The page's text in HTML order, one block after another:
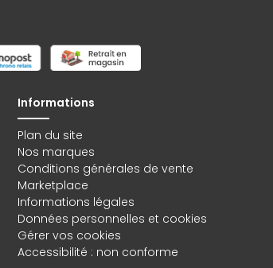
Informations
Plan du site
Nos marques
Conditions générales de vente
Marketplace
Informations légales
Données personnelles et cookies
Gérer vos cookies
Accessibilité : non conforme